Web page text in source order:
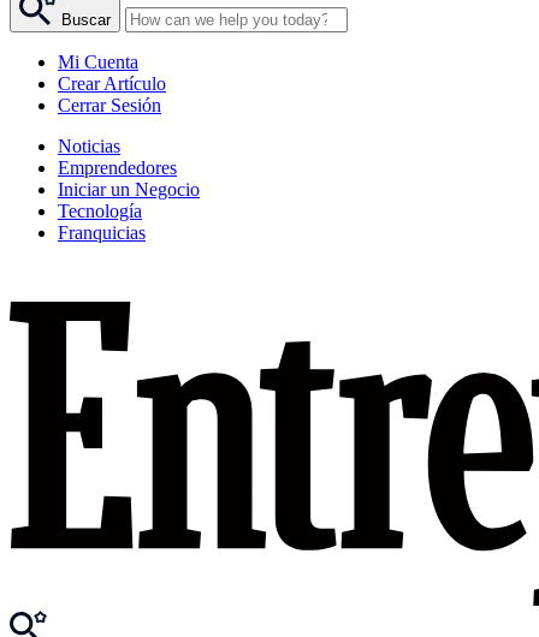
Buscar
Mi Cuenta
Crear Artículo
Cerrar Sesión
Noticias
Emprendedores
Iniciar un Negocio
Tecnología
Franquicias